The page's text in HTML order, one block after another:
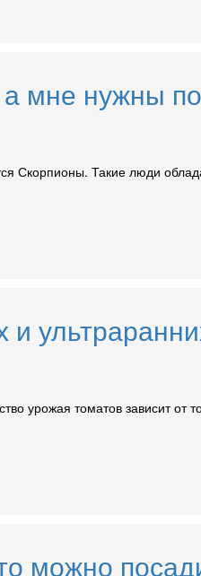
мне нужны
Скорпионы. Такие люди
урожая томатов зависит
можно